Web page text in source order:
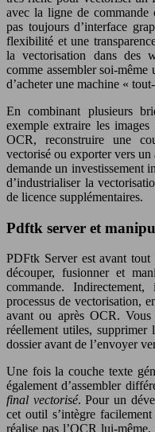
avec la ligne de commande
pas toujours d’interface
flexibilité et une
la vectorisation dans des
comme assembler soi-
d’acheter une machine «
En combinant plusieurs
exemple extraire les
OCR, reconstruire une
vectorisé ou exporter vers
demande un investissement
d’industrialiser la
de licence supplémentaires.
Pdftk server et
PDFtk Server est avant
découper, fusionner et
commande.
processus de vectorisation,
avant ou après OCR.
réellement utiles, supprimer
dossier avant de l’envoyer
Une fois la couche texte
également d’assembler
final vectorisé. Pour un
cet outil s’intègre
réalise pas l’OCR lui-